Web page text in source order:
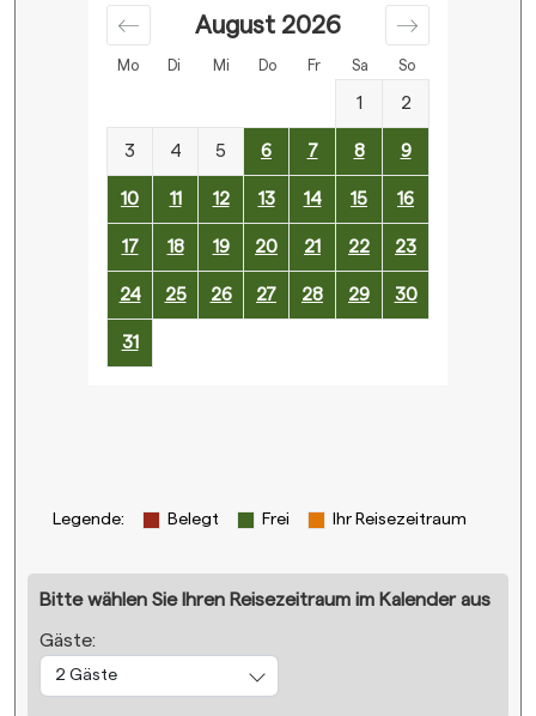
Mo Di Mi Do Fr Sa So
August 2026
1 2
3 4 5 6 7 8 9
10 11 12 13 14 15 16
17 18 19 20 21 22 23
24 25 26 27 28 29 30
31
Legende: Belegt Frei Ihr Reisezeitraum
Bitte wählen Sie Ihren Reisezeitraum im Kalender aus
Gäste:
2 Gäste